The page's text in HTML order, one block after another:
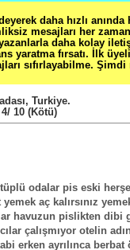
daha hızlı
mesajları her zaman
daha kolay
yaratma fırsatı. İlk
sıfırlayabilme. Şimdi
, Turkiye.
4/ 10 (Kötü)
odalar pis eski
aç kalırsınız
havuzun pislikten dibi
çalışmıyor otelin
erken ayrılınca berbat